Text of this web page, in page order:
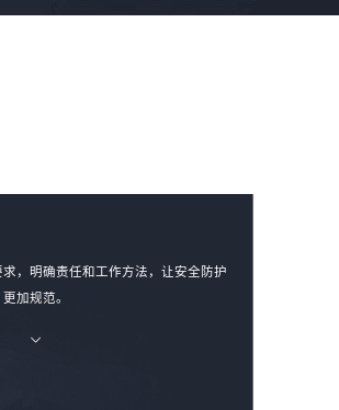
，明确责任和工作方法，让安全防护
更加规范。